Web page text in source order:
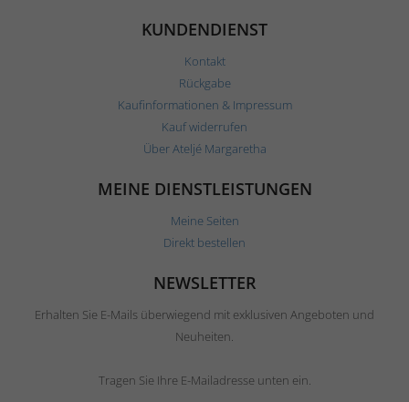
KUNDENDIENST
Kontakt
Rückgabe
Kaufinformationen & Impressum
Kauf widerrufen
Über Ateljé Margaretha
MEINE DIENSTLEISTUNGEN
Meine Seiten
Direkt bestellen
NEWSLETTER
Erhalten Sie E-Mails überwiegend mit exklusiven Angeboten und
Neuheiten.
Tragen Sie Ihre E-Mailadresse unten ein.